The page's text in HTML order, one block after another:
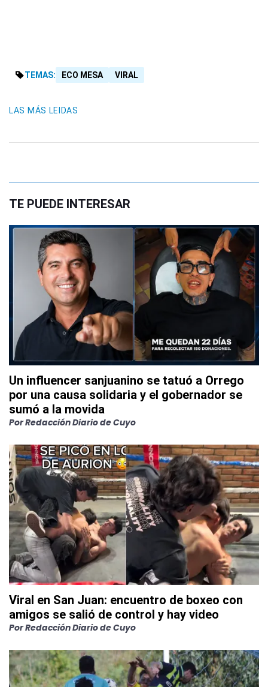
TEMAS: ECO MESA VIRAL
LAS MÁS LEIDAS
TE PUEDE INTERESAR
Un influencer sanjuanino se tatuó a Orrego
por una causa solidaria y el gobernador se
sumó a la movida
PorRedacción Diario de Cuyo
Viral en San Juan: encuentro de boxeo con
amigos se salió de control y hay video
PorRedacción Diario de Cuyo